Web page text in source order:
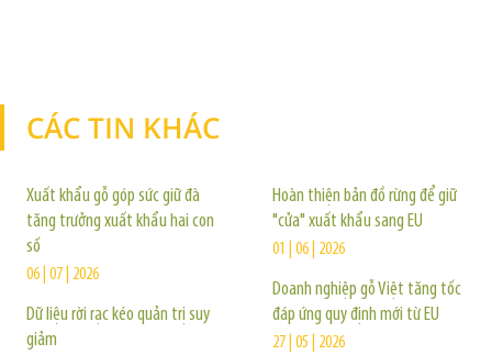
CÁC TIN KHÁC
Xuất khẩu gỗ góp sức giữ đà
tăng trưởng xuất khẩu hai con
số
06 | 07 | 2026
Dữ liệu rời rạc kéo quản trị suy
giảm
Hoàn thiện bản đồ rừng để giữ
"cửa" xuất khẩu sang EU
01 | 06 | 2026
Doanh nghiệp gỗ Việt tăng tốc
đáp ứng quy định mới từ EU
27 | 05 | 2026